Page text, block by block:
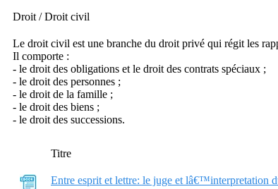
Droit / Droit civil
Le droit civil est une branche du droit privé qui régit les
Il comporte :
- le droit des obligations et le droit des contrats spéciaux ;
- le droit des personnes ;
- le droit de la famille ;
- le droit des biens ;
- le droit des successions.
Titre
Entre esprit et lettre: le juge et lâ€™interpretation